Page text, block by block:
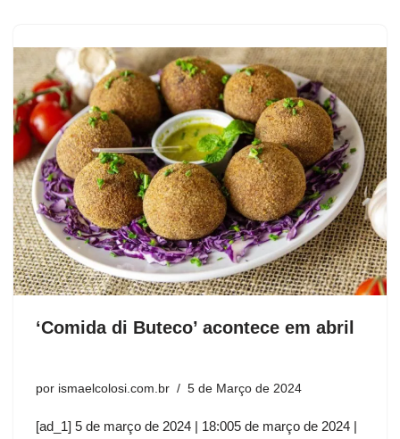
‘Comida di Buteco’ acontece em abril
por ismaelcolosi.com.br 5 de Março de 2024
[ad_1] 5 de março de 2024 | 18:005 de março de 2024 |